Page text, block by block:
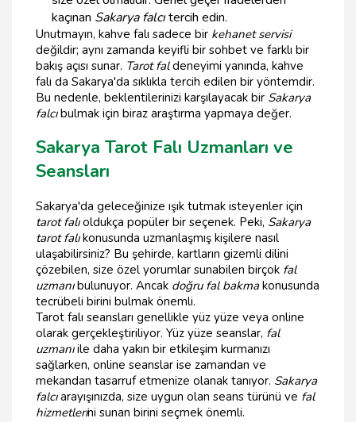
kaçınan Sakarya falcıtercih edin.
Unutmayın, kahve falı sadece bir kehanet servisi
değildir; aynı zamanda keyifli bir sohbet ve farklı bir
bakış açısı sunar. Tarot faldeneyimi yanında, kahve
falı da Sakarya'da sıklıkla tercih edilen bir yöntemdir.
Bu nedenle, beklentilerinizi karşılayacak bir Sakarya
falcıbulmak için biraz araştırma yapmaya değer.
Sakarya Tarot Falı Uzmanları ve
Seansları
Sakarya'da geleceğinize ışık tutmak isteyenler için
tarot falıoldukça popüler bir seçenek. Peki, Sakarya
tarot falıkonusunda uzmanlaşmış kişilere nasıl
ulaşabilirsiniz? Bu şehirde, kartların gizemli dilini
çözebilen, size özel yorumlar sunabilen birçok fal
uzmanıbulunuyor. Ancak doğru fal bakmakonusunda
tecrübeli birini bulmak önemli.
Tarot falı seansları genellikle yüz yüze veya online
olarak gerçekleştiriliyor. Yüz yüze seanslar, fal
uzmanıile daha yakın bir etkileşim kurmanızı
sağlarken, online seanslar ise zamandan ve
mekandan tasarruf etmenize olanak tanıyor. Sakarya
falcıarayışınızda, size uygun olan seans türünü ve fal
hizmetlerini sunan birini seçmek önemli.